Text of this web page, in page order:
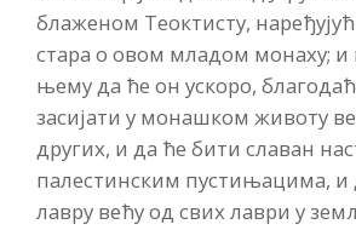
блаженом Теоктисту,
стара о овом младом монаху; и
њему да ће он ускоро,
засијати у монашком животу
других, и да ће бити славан
палестинским пустињацима, и
лавру већу од свих лаври у